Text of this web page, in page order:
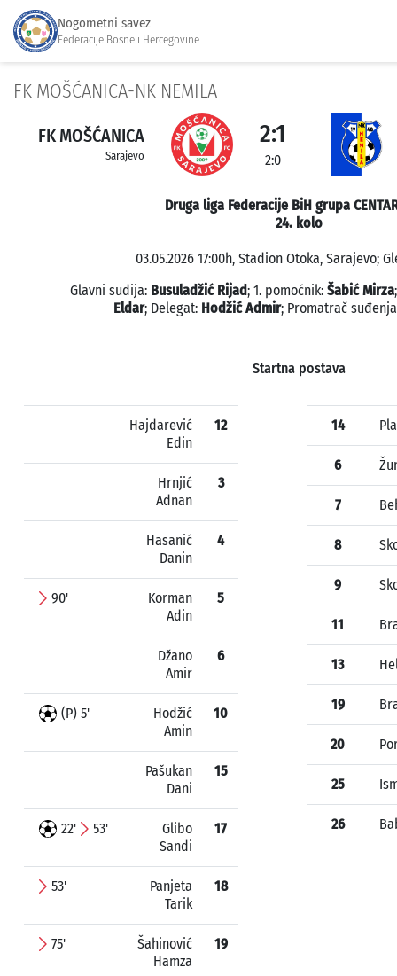
Nogometni savez
Federacije Bosne i Hercegovine
FK MOŠĆANICA-NK NEMILA
FK MOŠĆANICA
Sarajevo
2:1
2:0
Druga liga Federacije BiH grupa
24. kolo
03.05.2026 17:00h, Stadion Otoka, Sarajevo;
Glavni sudija: Busuladžić Rijad; 1. pomoćnik: Šabić Mirza
Eldar; Delegat: Hodžić Admir; Promatrač
Startna postava
Hajdarević
Edin
12
Hrnjić
Adnan
3
Hasanić
Danin
4
90'
Korman
Adin
5
Džano
Amir
6
(P) 5'
Hodžić
Amin
10
Pašukan
Dani
15
22' 53'
Glibo
Sandi
17
53'
Panjeta
Tarik
18
75'
Šahinović
Hamza
19
14
6
7
8
9
11
13
19
20
25
26